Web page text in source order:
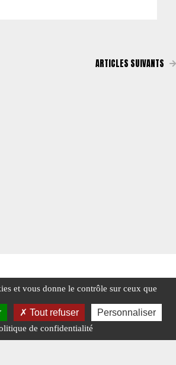
ARTICLES SUIVANTS
et vous donne le contrôle sur ceux que
Tout refuser Personnaliser
de confidentialité